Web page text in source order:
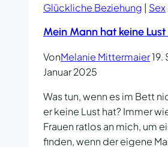
Glückliche Beziehung | Sex
Mein Mann hat keine
VonMelanie Mittermaier19.
Januar 2025
Was tun, wenn es im Bett
er keine Lust hat? Immer
Frauen ratlos an mich, um
finden, wenn der eigene